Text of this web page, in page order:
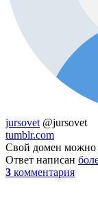
jursovet @jursovet
tumblr.com
Свой домен можно
Ответ написан
3 комментария